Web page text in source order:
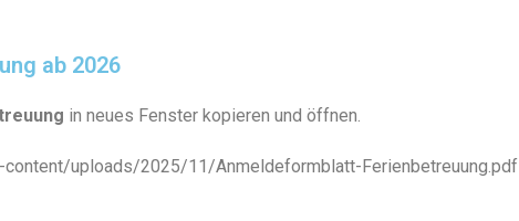
ab 2026
in neues Fenster kopieren und öffnen.
uploads/2025/11/Anmeldeformblatt-Ferienbetreuung.pdf